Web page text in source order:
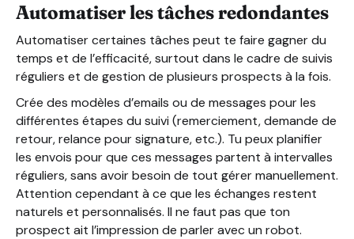
Automatiser les tâches redondantes
Automatiser certaines tâches peut te faire gagner du
temps et de l’efficacité, surtout dans le cadre de suivis
réguliers et de gestion de plusieurs prospects à la fois.
Crée des modèles d’emails ou de messages pour les
différentes étapes du suivi (remerciement, demande de
retour, relance pour signature, etc.). Tu peux planifier
les envois pour que ces messages partent à intervalles
réguliers, sans avoir besoin de tout gérer manuellement.
Attention cependant à ce que les échanges restent
naturels et personnalisés. Il ne faut pas que ton
prospect ait l’impression de parler avec un robot.